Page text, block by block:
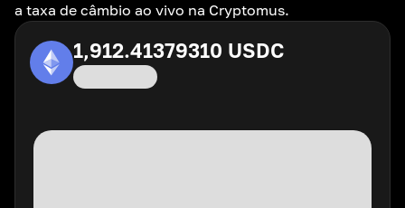
a taxa de câmbio ao vivo na Cryptomus.
1,912.41379310 USDC